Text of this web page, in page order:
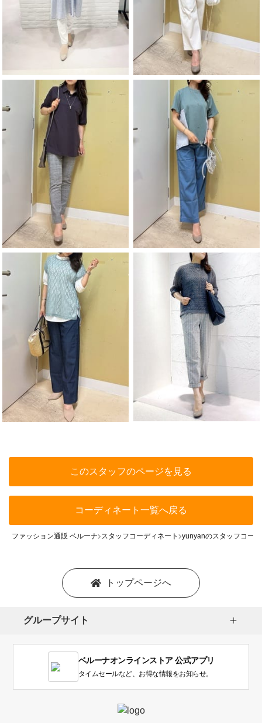
このスタッフのページを見る
コーディネート一覧へ戻る
ファッション通販 ベルーナ スタッフコーディネート yunyanのスタッフコー
トップページへ
グループサイト
ベルーナオンラインストア 公式アプリ
タイムセールなど、お得な情報をお知らせ。